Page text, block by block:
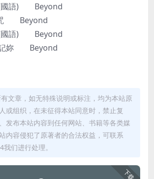
(國語) Beyond
咒 Beyond
(國語) Beyond
記妳 Beyond
文章，如无特殊说明或标注，均为本站原
或组织，在未征得本站同意时，禁止复
发布本站内容到任何网站、书籍等各类媒
内容侵犯了原著者的合法权益，可联系
们进行处理。
下载